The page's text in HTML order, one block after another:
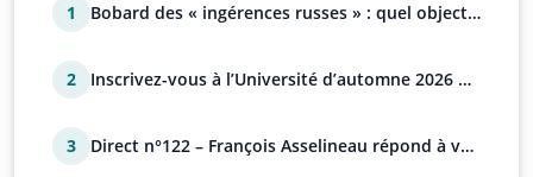
1
Bobard des « ingérences russes » : quel objectif
2
Inscrivez-vous à l’Université d’automne 2026 de
3
Direct n°122 – François Asselineau répond à vos